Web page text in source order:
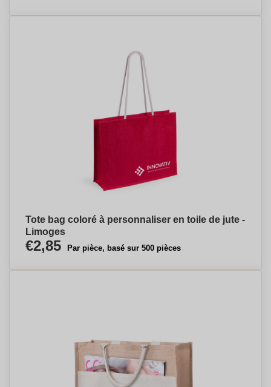
Tote bag coloré à personnaliser en toile de jute -
Limoges
€2,85 Par pièce, basé sur 500 pièces